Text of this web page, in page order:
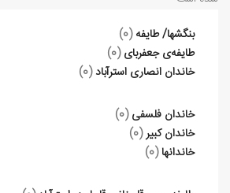
بنگش‏ها/ طایفه (0)
طایفه‌ی جعفربای (0)
خاندان انصاری استرآباد (0)
خاندان فلسفی (0)
خاندان کبیر(0)
خاندانها (0)